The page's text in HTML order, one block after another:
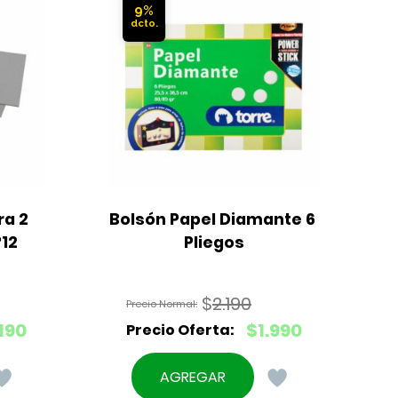
2
9%
Bolsón Papel Diamante 6
Pliegos
$2.190
El
precio
original
$1.990
El
precio
AGREGAR